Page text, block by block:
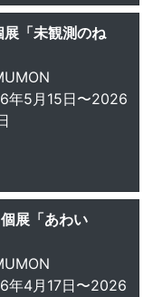
「未観測のね
年5月15日〜2026
展「あわい
年4月17日〜2026